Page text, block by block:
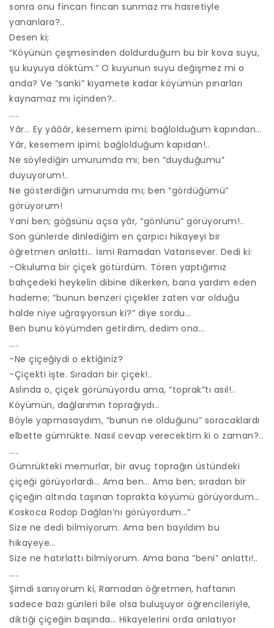
sonra onu fincan fincan sunmaz mı hasretiyle
yananlara?..
Desen ki;
“Köyünün çeşmesinden doldurduğum bu bir kova suyu,
şu kuyuya döktüm.” O kuyunun suyu değişmez mi o
anda? Ve “sanki” kıyamete kadar köyümün pınarları
kaynamaz mı içinden?..
…..
Yâr… Ey yâââr, kesemem ipimi; bağlolduğum kapından…
Yâr, kesemem ipimi; bağlolduğum kapıdan!..
Ne söylediğin umurumda mı; ben “duyduğumu”
duyuyorum!..
Ne gösterdiğin umurumda mı; ben “gördüğümü”
görüyorum!
Yani ben; göğsünü açsa yâr, “gönlünü” görüyorum!..
Son günlerde dinlediğim en çarpıcı hikayeyi bir
öğretmen anlattı… İsmi Ramadan Vatansever. Dedi ki:
-Okuluma bir çiçek götürdüm. Tören yaptığımız
bahçedeki heykelin dibine dikerken, bana yardım eden
hademe; “bunun benzeri çiçekler zaten var olduğu
halde niye uğraşıyorsun ki?” diye sordu…
Ben bunu köyümden getirdim, dedim ona…
…..
-Ne çiçeğiydi o ektiğiniz?
-Çiçekti işte. Sıradan bir çiçek!..
Aslında o, çiçek görünüyordu ama, “toprak”tı asıl!..
Köyümün, dağlarımın toprağıydı…
Böyle yapmasaydım, “bunun ne olduğunu” soracaklardı
elbette gümrükte. Nasıl cevap verecektim ki o zaman?..
…..
Gümrükteki memurlar, bir avuç toprağın üstündeki
çiçeği görüyorlardı… Ama ben… Ama ben; sıradan bir
çiçeğin altında taşınan toprakta köyümü görüyordum…
Koskoca Rodop Dağları’nı görüyordum…”
Size ne dedi bilmiyorum. Ama ben bayıldım bu
hikayeye…
Size ne hatırlattı bilmiyorum. Ama bana “beni” anlattı!..
…..
Şimdi sanıyorum ki, Ramadan öğretmen, haftanın
sadece bazı günleri bile olsa buluşuyor öğrencileriyle,
diktiği çiçeğin başında… Hikayelerini orda anlatıyor